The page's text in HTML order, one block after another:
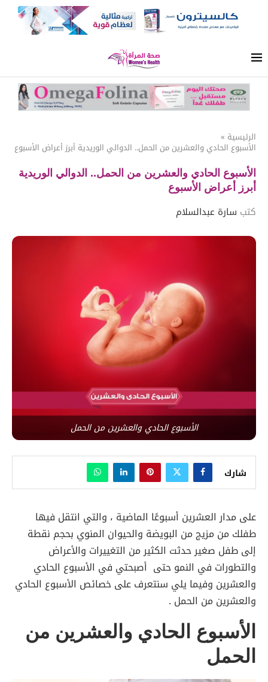
الرئيسية »
الأسبوع الحادي والعشرين من الحمل.. الدوالي الوريدية أبرز أعراض الأسبوع
الأسبوع الحادي والعشرين من الحمل.. الدوالي الوريدية
أبرز أعراض الأسبوع
كتب سارة عبدالسلام
الأسبوع الحادي والعشرين من الحمل
شارك
على مدار العشرين أسبوعًا الماضية ، والتي انتقل فيها
طفلك من مزيج من البويضة والحيوان المنوي بحجم نقطة
إلى طفل صغير حدثت الكثير من التغييرات والأعراض
والتطورات في النمو حتى أصبحتي في الأسبوع الحادي
والعشرين وفيما يلي سنتعرف على خصائص الأسبوع الحادي
والعشرين من الحمل .
الأسبوع الحادي والعشرين من
الحمل